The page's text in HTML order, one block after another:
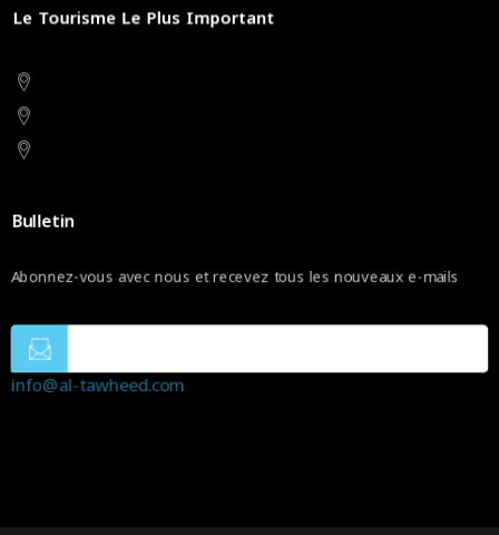
Le Tourisme Le Plus Important
Bulletin
Abonnez-vous avec nous et recevez tous les nouveaux e-mails
info@al-tawheed.com